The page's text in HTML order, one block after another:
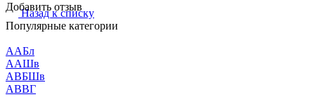
Добавить отзыв
Назад к списку
Популярные категории
ААБл
ААШв
АВБШв
АВВГ